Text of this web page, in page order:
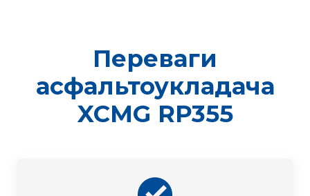
Переваги
асфальтоукладача
XCMG RP355